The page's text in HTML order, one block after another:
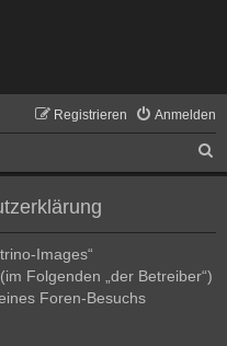
Anmelden
Registrieren
u
Images“
Folgenden „der Betreiber“)
Foren-Besuchs